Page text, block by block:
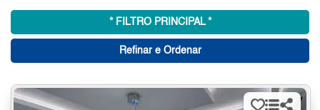
* FILTRO PRINCIPAL *
Refinar e Ordenar